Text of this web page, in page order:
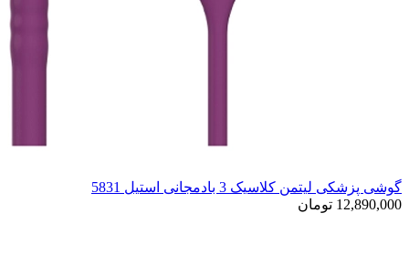
گوشی پزشکی لیتمن کلاسیک 3 بادمجانی استیل 5831
12,890,000 تومان